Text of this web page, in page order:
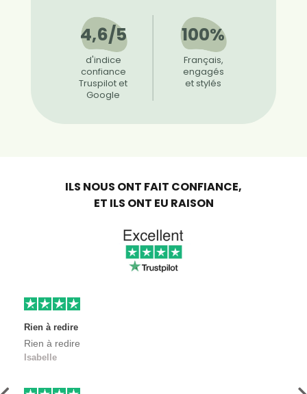
4,6/5
d'indice
confiance
Truspilot et
Google
100%
Français,
engagés
et stylés
ILS NOUS ONT FAIT CONFIANCE,
ET ILS ONT EU RAISON
Rien à redire
Rien à redire
Isabelle